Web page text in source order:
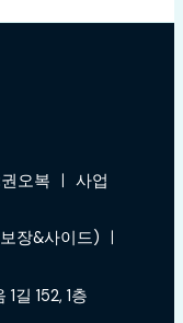
오복 ㅣ 사업
장&사이드) ㅣ
길 152, 1층